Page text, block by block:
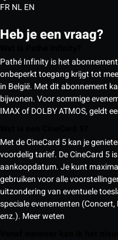
FRNLEN
Heb je een vraag?
Pathé Infinity is het
onbeperkt toegang krijgt tot
in België. Met dit abonnement
bijwonen. Voor sommige
IMAX of DOLBY ATMOS, geldt
Met de CineCard 5 kan je
voordelig tarief. De CineCard 5
aankoopdatum. Je kunt
gebruiken voor alle
uitzondering van eventuele
speciale evenementen
enz.). Meer weten